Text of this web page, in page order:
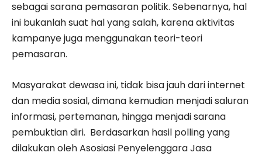
sebagai sarana pemasaran politik. Sebenarnya, hal
ini bukanlah suat hal yang salah, karena aktivitas
kampanye juga menggunakan teori-teori
pemasaran.
Masyarakat dewasa ini, tidak bisa jauh dari internet
dan media sosial, dimana kemudian menjadi saluran
informasi, pertemanan, hingga menjadi sarana
pembuktian diri. Berdasarkan hasil polling yang
dilakukan oleh Asosiasi Penyelenggara Jasa